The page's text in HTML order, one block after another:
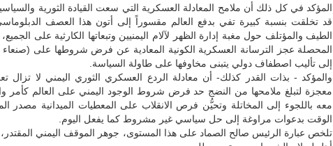
المؤكد في كل ذلك أن ملامح المعادلة العسكرية التي سعت القيادة الثورية
قد تخلقت بنسبة كبيرة تفي بدفع العالم مقسوراً إلى أتون هذا العصف
الطيف والمؤتلف حول مغبة إدارة الظهر لآلام اليمنيين وتبعاتها الكارثية على
المحصلة عجز الترسانة العسكرية الكونية المعادية عن فرض شروطها على (صنعاء
إلى تأليب اصطفاف دولي يتبنى مخاوفها على طاولة السياسة.
والمؤكد - بذات القدر كذلك- أن معادلة الردع العسكري الثوري اليمني لا تزال
معجزة لتبلغ ملامحها من النضج حد فرض شروط الوجود اليمني على العالم كأمر
معه باللجوء إلى المخاتلة وتحيُّن فرص الانقلاب على المعطيات الميدانية مصدر
الوقت بدعوات مراوغة إلى حل سياسي غير مشروط كما يفعل اليوم.
تلخص عبارة الرئيس صالح الصماد على هذا المستوى، جوهر الموقف اليمني